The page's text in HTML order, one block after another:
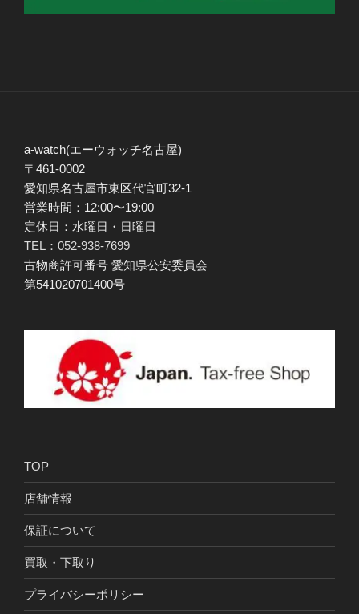
a-watch(エーウォッチ名古屋)
〒461-0002
愛知県名古屋市東区代官町32-1
営業時間：12:00〜19:00
定休日：水曜日・日曜日
TEL：052-938-7699
古物商許可番号 愛知県公安委員会
第541020701400号
TOP
店舗情報
保証について
買取・下取り
プライバシーポリシー